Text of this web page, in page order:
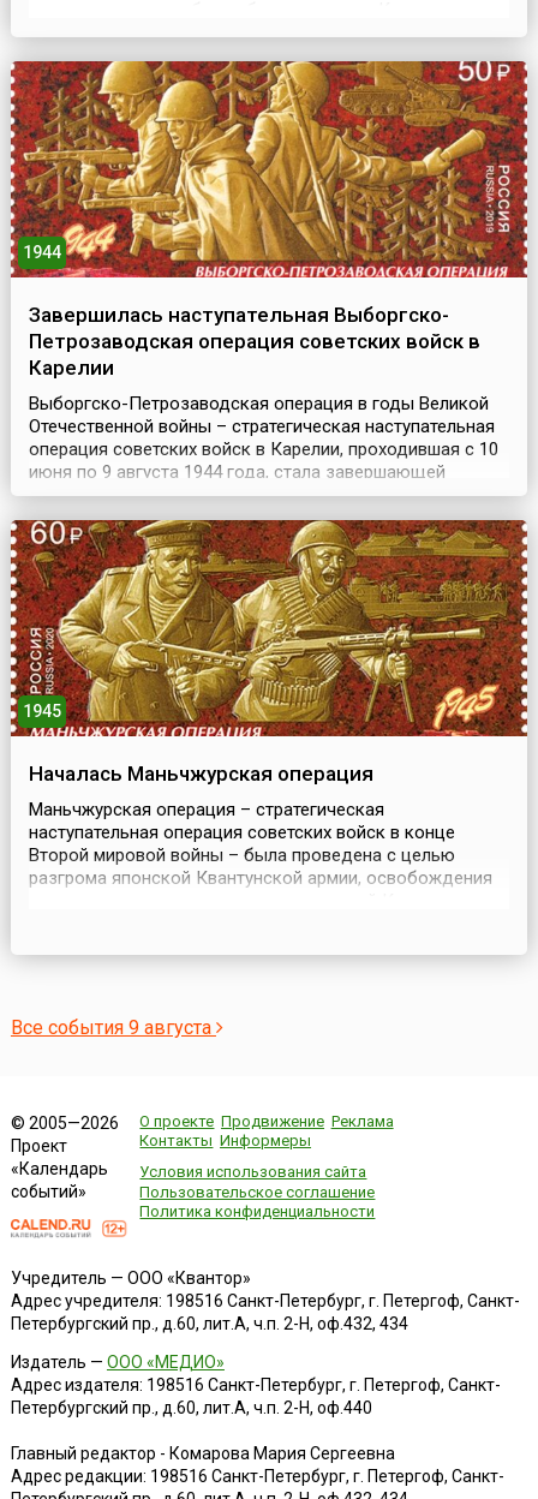
Астрахани единовременно сыграли сотню свадеб.
ночью резню иноземцев, переросшую во всенародное
выс...
1944
Завершилась наступательная Выборгско-
Петрозаводская операция советских войск в
Карелии
Выборгско-Петрозаводская операция в годы Великой
Отечественной войны – стратегическая наступательная
операция советских войск в Карелии, проходившая с 10
июня по 9 августа 1944 года, стала завершающей
операцией битвы за Ленинград. Цель наступления
заключалась в ликвидации угрозы Ленинграду, а также
в ускорении выхода Финляндии из войны.Успехи
советских войск во время зимней кампании 1944 года ...
1945
Началась Маньчжурская операция
Маньчжурская операция – стратегическая
наступательная операция советских войск в конце
Второй мировой войны – была проведена с целью
разгрома японской Квантунской армии, освобождения
Все события 9 августа
© 2005—2026
Проект
«Календарь
событий»
О проекте Продвижение Реклама
Контакты Информеры
Условия использования сайта
Пользовательское соглашение
Политика конфиденциальности
Учредитель — ООО «Квантор»
Адрес учредителя: 198516 Санкт-Петербург, г. Петергоф, Санкт-
Петербургский пр., д.60, лит.А, ч.п. 2-Н, оф.432, 434
Издатель — ООО «МЕДИО»
Адрес издателя: 198516 Санкт-Петербург, г. Петергоф, Санкт-
Петербургский пр., д.60, лит.А, ч.п. 2-Н, оф.440
Главный редактор - Комарова Мария Сергеевна
Адрес редакции: 198516 Санкт-Петербург, г. Петергоф, Санкт-